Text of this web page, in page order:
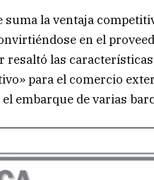
la ventaja
en el
resaltó las
para el comercio
embarque de varias